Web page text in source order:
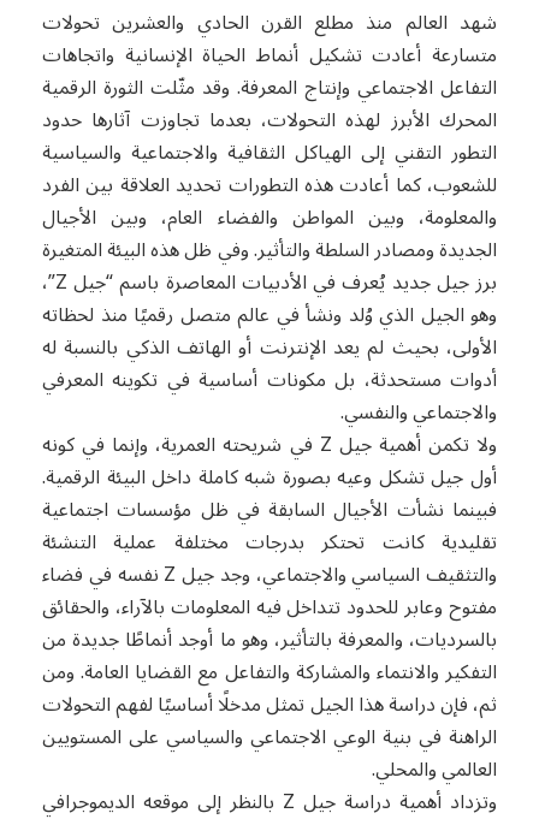
شهد العالم منذ مطلع القرن الحادي والعشرين تحولات
متسارعة أعادت تشكيل أنماط الحياة الإنسانية واتجاهات
التفاعل الاجتماعي وإنتاج المعرفة. وقد مثّلت الثورة الرقمية
المحرك الأبرز لهذه التحولات، بعدما تجاوزت آثارها حدود
التطور التقني إلى الهياكل الثقافية والاجتماعية والسياسية
للشعوب، كما أعادت هذه التطورات تحديد العلاقة بين الفرد
والمعلومة، وبين المواطن والفضاء العام، وبين الأجيال
الجديدة ومصادر السلطة والتأثير. وفي ظل هذه البيئة المتغيرة
برز جيل جديد يُعرف في الأدبيات المعاصرة باسم “جيل Z”،
وهو الجيل الذي وُلد ونشأ في عالم متصل رقميًا منذ لحظاته
الأولى، بحيث لم يعد الإنترنت أو الهاتف الذكي بالنسبة له
أدوات مستحدثة، بل مكونات أساسية في تكوينه المعرفي
والاجتماعي والنفسي.
ولا تكمن أهمية جيل Z في شريحته العمرية، وإنما في كونه
أول جيل تشكل وعيه بصورة شبه كاملة داخل البيئة الرقمية.
فبينما نشأت الأجيال السابقة في ظل مؤسسات اجتماعية
تقليدية كانت تحتكر بدرجات مختلفة عملية التنشئة
والتثقيف السياسي والاجتماعي، وجد جيل Z نفسه في فضاء
مفتوح وعابر للحدود تتداخل فيه المعلومات بالآراء، والحقائق
بالسرديات، والمعرفة بالتأثير، وهو ما أوجد أنماطًا جديدة من
التفكير والانتماء والمشاركة والتفاعل مع القضايا العامة. ومن
ثم، فإن دراسة هذا الجيل تمثل مدخلًا أساسيًا لفهم التحولات
الراهنة في بنية الوعي الاجتماعي والسياسي على المستويين
العالمي والمحلي.
وتزداد أهمية دراسة جيل Z بالنظر إلى موقعه الديموجرافي